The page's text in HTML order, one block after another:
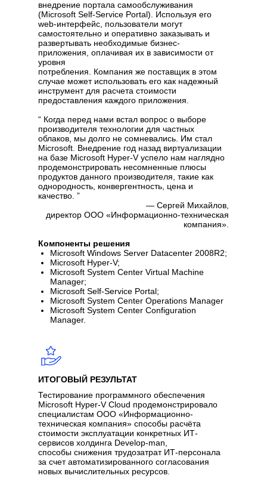
внедрение портала самообслуживания
(Microsoft Self-Service Portal). Используя его
web-интерфейс, пользователи могут
самостоятельно и оперативно заказывать и
развертывать необходимые бизнес-
приложения, оплачивая их в зависимости от
уровня
потребления. Компания же поставщик в этом
случае может использовать его как надежный
инструмент для расчета стоимости
предоставления каждого приложения.
“ Когда перед нами встал вопрос о выборе
производителя технологии для частных
облаков, мы долго не сомневались. Им стал
Microsoft. Внедрение год назад виртуализации
на базе Microsoft Hyper-V успело нам наглядно
продемонстрировать несомненные плюсы
продуктов данного производителя, такие как
однородность, конвергентность, цена и
качество. ”
— Сергей Михайлов,
директор ООО «Информационно-техническая
компания».
Компоненты решения
Microsoft Windows Server Datacenter 2008R2;
Microsoft Hyper-V;
Microsoft System Center Virtual Machine
Manager;
Microsoft Self-Service Portal;
Microsoft System Center Operations Manager
Microsoft System Center Configuration
Manager.
Тестирование программного обеспечения
Microsoft Hyper-V Cloud продемонстрировало
специалистам ООО «Информационно-
техническая компания» способы расчёта
стоимости эксплуатации конкретных ИТ-
сервисов холдинга Develop-man,
способы снижения трудозатрат ИТ-персонала
за счет автоматизированного согласования
новых вычислительных ресурсов.
ИТОГОВЫЙ РЕЗУЛЬТАТ